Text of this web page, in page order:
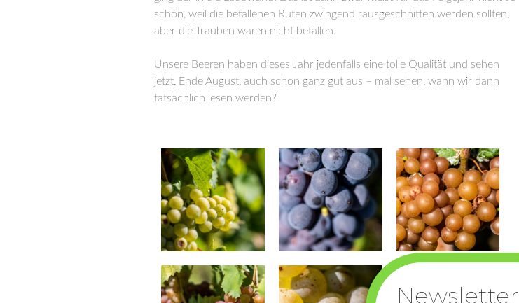
schön, weil die befallenen Ruten zwingend rausgeschnitten werden sollten,
aber die Trauben waren nicht befallen.
Unsere Beeren haben dieses Jahr jedenfalls eine tolle Qualität und sehen
jetzt, Ende August, auch schon ganz gut aus – mal sehen, wann wir dann
tatsächlich lesen werden?